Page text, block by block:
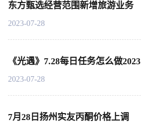
东方甄选经营范围新增旅游业务
2023-07-28
《光遇》7.28每日任务怎么做2023
2023-07-28
7月28日扬州实友丙酮价格上调